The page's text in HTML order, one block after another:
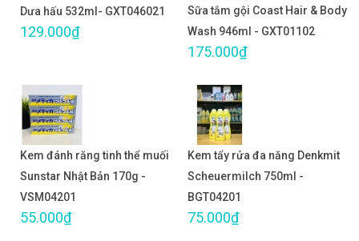
Dưa hấu 532ml- GXT046021
129.000₫
Sữa tắm gội Coast Hair & Body
Wash 946ml - GXT01102
175.000₫
Kem đánh răng tinh thể muối
Sunstar Nhật Bản 170g -
VSM04201
55.000₫
Kem tẩy rửa đa năng Denkmit
Scheuermilch 750ml -
BGT04201
75.000₫